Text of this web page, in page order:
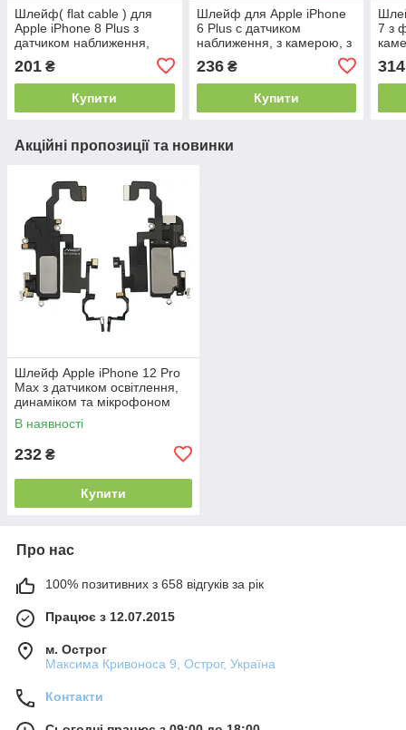
Шлейф( flat cable ) для
Apple iPhone 8 Plus з
датчиком наближення,
фронтальною камерою і
мікрофоном
201 ₴
Купити
Шлейф для Apple iPhone
6 Plus c датчиком
наближення, з камерою, з
236₴
Купити
7 з
314
Акційні пропозиції та новинки
Шлейф Apple iPhone 12 Pro
Max з датчиком освітлення,
динаміком та мікрофоном
В наявності
232 ₴
Купити
Про нас
100% позитивних з 658 відгуків за рік
Працює з 12.07.2015
м. Острог
Максима Кривоноса 9, Острог, Україна
Контакти